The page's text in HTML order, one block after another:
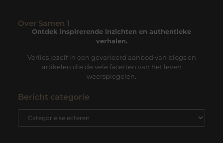
Over Samen 1
Ontdek inspirerende inzichten en authentieke
verhalen.
Verlies jezelf in een gevarieerd aanbod van blogs en
artikelen die de vele facetten van het leven
weerspiegelen.
Bericht categorie